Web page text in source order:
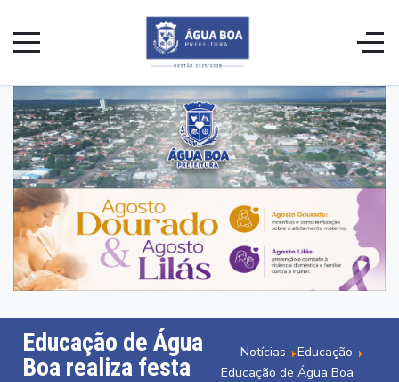
Educação de Água
Boa realiza festa
Notícias
Educação
Educação de Água Boa